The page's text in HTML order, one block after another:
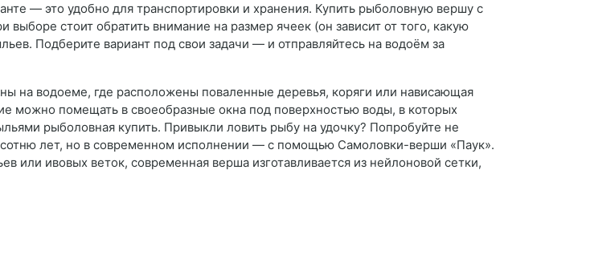
— это удобно для транспортировки и хранения. Купить рыболовную вершу с
стоит обратить внимание на размер ячеек (он зависит от того, какую
Подберите вариант под свои задачи — и отправляйтесь на водоём за
на водоеме, где расположены поваленные деревья, коряги или нависающая
можно помещать в своеобразные окна под поверхностью воды, в которых
рыболовная купить. Привыкли ловить рыбу на удочку? Попробуйте не
лет, но в современном исполнении — с помощью Самоловки-верши «Паук».
или ивовых веток, современная верша изготавливается из нейлоновой сетки,